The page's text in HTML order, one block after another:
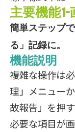
主要機能1-
簡単ステップ
る」記録に。
機能説明
複雑な操作は
理」メニュー
故報告」を押す
必要な項目が